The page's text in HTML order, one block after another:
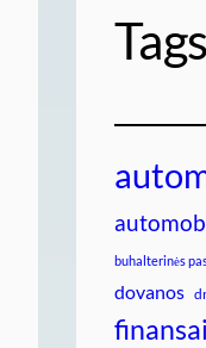
Tags
buhalterinės
dovanos
finansai